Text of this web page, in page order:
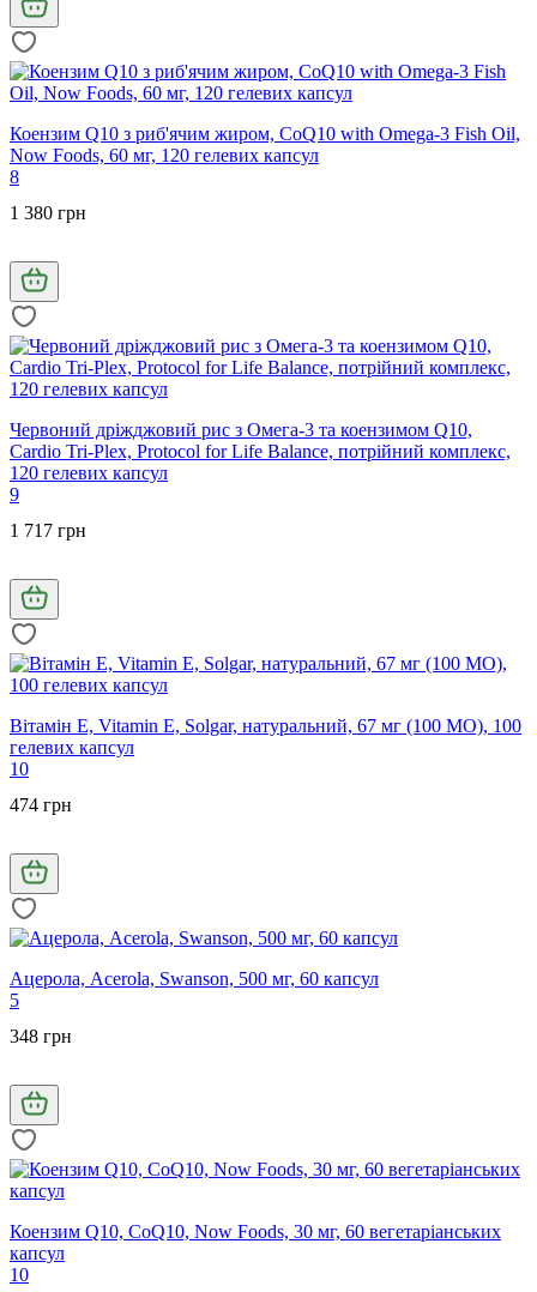
Коензим Q10 з риб'ячим жиром, CoQ10 with Omega-3 Fish Oil,
Now Foods, 60 мг, 120 гелевих капсул
8
1 380 грн
Червоний дріжджовий рис з Омега-3 та коензимом Q10,
Cardio Tri-Plex, Protocol for Life Balance, потрійний комплекс,
120 гелевих капсул
9
1 717 грн
Вітамін Е, Vitamin E, Solgar, натуральний, 67 мг (100 МО), 100
гелевих капсул
10
474 грн
Ацерола, Acerola, Swanson, 500 мг, 60 капсул
5
348 грн
Коензим Q10, CoQ10, Now Foods, 30 мг, 60 вегетаріанських
капсул
10